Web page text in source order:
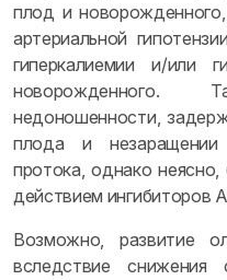
плод и
артериальной
гиперкалиемии и/или
недоношенности,
плода и незаращении
протока, однако
действием ингибиторов
Возможно, развитие
вследствие